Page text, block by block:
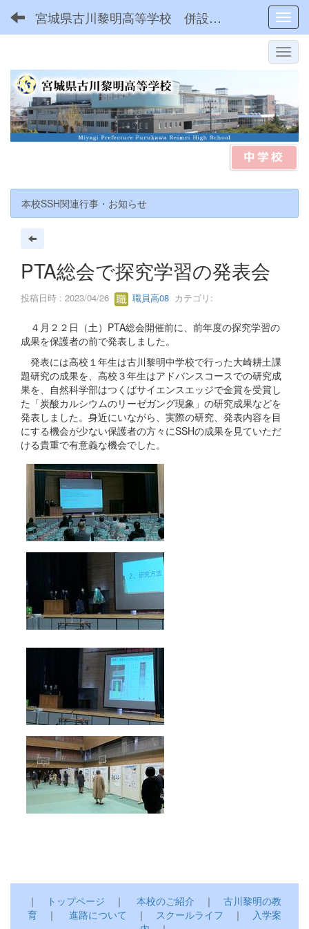
宮城県古川黎明高等学校 併設型中高一貫
本校SSH関連行事・お知らせ
PTA総会で探究学習の発表会
投稿日時 : 2023/04/26 職員高08 カテゴリ:
４月２２日（土）PTA総会開催前に、前年度の探究学習の
成果を保護者の前で発表しました。
発表には高校１年生は古川黎明中学校で行った大崎耕土課
題研究の成果を、高校３年生はアドバンスコースでの研究成
果を、自然科学部はつくばサイエンスエッジで金賞を受賞し
た「炭酸カルシウムのリーゼガング現象」の研究成果などを
発表しました。身近にいながら、実際の研究、発表内容を目
にする機会が少ない保護者の方々にSSHの成果を見ていただ
ける貴重で有意義な機会でした。
｜ トップページ ｜ 本校のご紹介 ｜ 古川黎明の教
育 ｜ 進路について ｜ スクールライフ ｜
入学案